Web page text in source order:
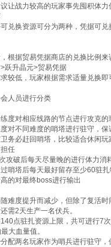
让战力较高的玩家事先囤积体力
兑换资源可分为两种，凭据可兑
根据贸易凭据商店的兑换比例来
跃升晶元>贸易凭据
较低，玩家根据需求适量兑换即
人员进行分类
度对相应线路的节点进行攻克的
对不同难度的哨塔进行驻守，保
务必赶回哨塔，比较适合休闲
任
攻破后每天尽量晚的进行体力消
哨塔后每天最好留存至少60驻
的对最终boss进行输出
难度提升而减少，但除了复活
2天生产一名伏兵。
点驻扎资源上限，共可进行7
大血量值。
配两名玩家作为哨兵进行驻守